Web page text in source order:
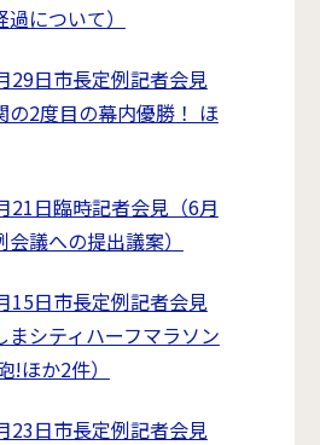
について）
29日市長定例記者会見
の2度目の幕内優勝！ ほ
21日臨時記者会見（6月
議への提出議案）
15日市長定例記者会見
まシティハーフマラソン
!ほか2件）
23日市長定例記者会見